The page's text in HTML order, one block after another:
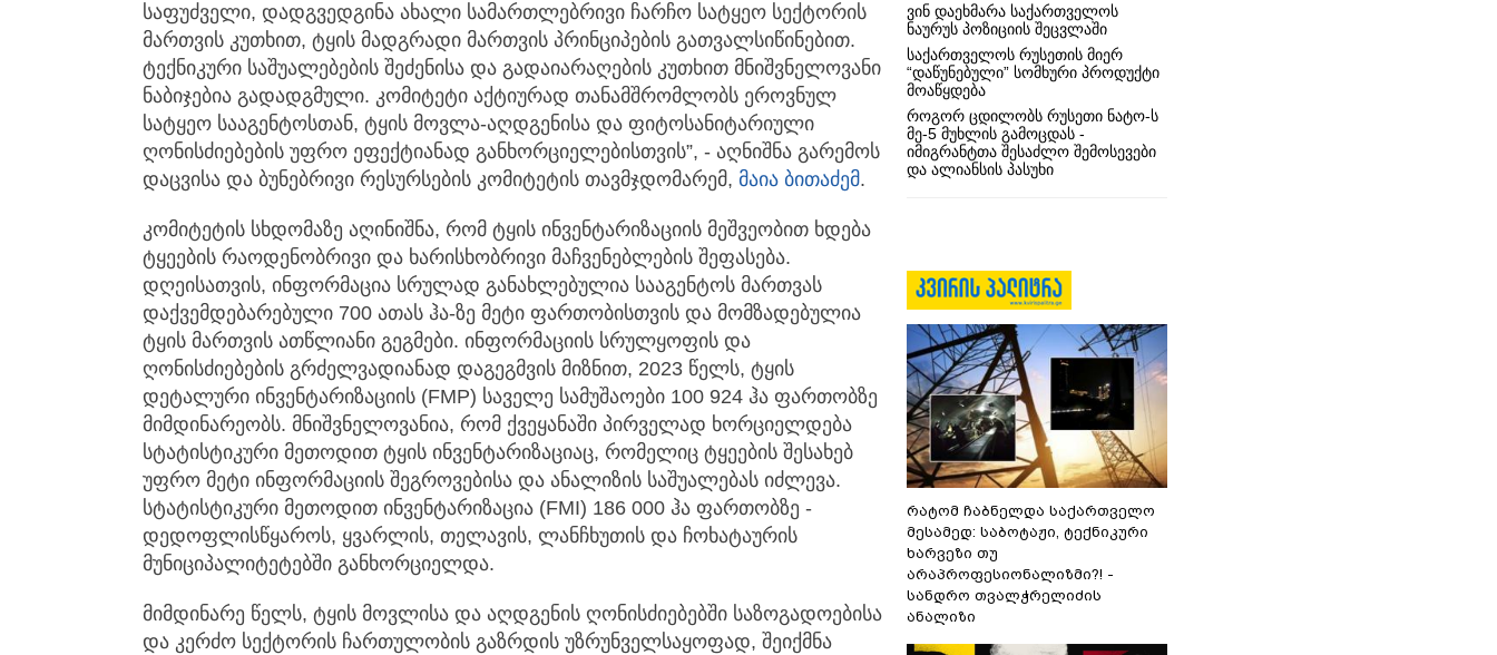
საფუძველი, დადგვედგინა ახალი სამართლებრივი ჩარჩო სატყეო სექტორის
მართვის კუთხით, ტყის მადგრადი მართვის პრინციპების გათვალსიწინებით.
ტექნიკური საშუალებების შეძენისა და გადაიარაღების კუთხით მნიშვნელოვანი
ნაბიჯებია გადადგმული. კომიტეტი აქტიურად თანამშრომლობს ეროვნულ
სატყეო სააგენტოსთან, ტყის მოვლა-აღდგენისა და ფიტოსანიტარიული
ღონისძიებების უფრო ეფექტიანად განხორციელებისთვის”, - აღნიშნა გარემოს
დაცვისა და ბუნებრივი რესურსების კომიტეტის თავმჯდომარემ, მაია ბითაძემ.
კომიტეტის სხდომაზე აღინიშნა, რომ ტყის ინვენტარიზაციის მეშვეობით ხდება
ტყეების რაოდენობრივი და ხარისხობრივი მაჩვენებლების შეფასება.
დღეისათვის, ინფორმაცია სრულად განახლებულია სააგენტოს მართვას
დაქვემდებარებული 700 ათას ჰა-ზე მეტი ფართობისთვის და მომზადებულია
ტყის მართვის ათწლიანი გეგმები. ინფორმაციის სრულყოფის და
ღონისძიებების გრძელვადიანად დაგეგმვის მიზნით, 2023 წელს, ტყის
დეტალური ინვენტარიზაციის (FMP) საველე სამუშაოები 100 924 ჰა ფართობზე
მიმდინარეობს. მნიშვნელოვანია, რომ ქვეყანაში პირველად ხორციელდება
სტატისტიკური მეთოდით ტყის ინვენტარიზაციაც, რომელიც ტყეების შესახებ
უფრო მეტი ინფორმაციის შეგროვებისა და ანალიზის საშუალებას იძლევა.
სტატისტიკური მეთოდით ინვენტარიზაცია (FMI) 186 000 ჰა ფართობზე -
დედოფლისწყაროს, ყვარლის, თელავის, ლანჩხუთის და ჩოხატაურის
მუნიციპალიტეტებში განხორციელდა.
მიმდინარე წელს, ტყის მოვლისა და აღდგენის ღონისძიებებში საზოგადოებისა
და კერძო სექტორის ჩართულობის გაზრდის უზრუნველსაყოფად, შეიქმნა
ვინ დაეხმარა საქართველოს
ნაურუს პოზიციის შეცვლაში
საქართველოს რუსეთის მიერ
“დაწუნებული” სომხური პროდუქტი
მოაწყდება
როგორ ცდილობს რუსეთი ნატო-ს
მე-5 მუხლის გამოცდას -
იმიგრანტთა შესაძლო შემოსევები
და ალიანსის პასუხი
რატომ ჩაბნელდა საქართველო
მესამედ: საბოტაჟი, ტექნიკური
ხარვეზი თუ
არაპროფესიონალიზმი?! -
სანდრო თვალჭრელიძის
ანალიზი